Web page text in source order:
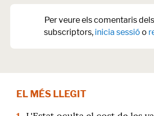
Per veure els comentaris
subscriptors, inicia sessió o
EL MÉS LLEGIT